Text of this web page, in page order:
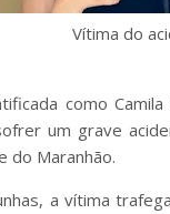
Vítima do
como
um grave
do Maranhão.
a vítima